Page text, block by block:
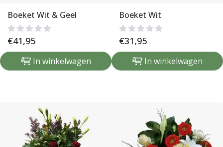
Boeket Wit & Geel
€41,95
In winkelwagen
Boeket Wit
€31,95
In winkelwagen